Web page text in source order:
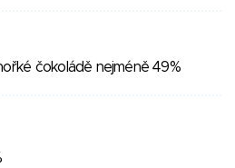
čokoládě nejméně 49%